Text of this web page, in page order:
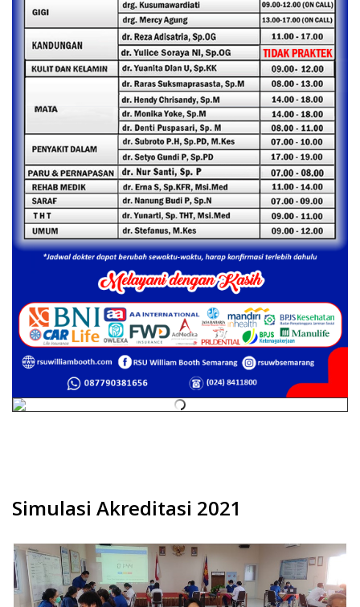
Simulasi Akreditasi 2021